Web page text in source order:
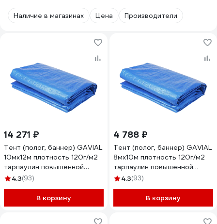
Наличие в магазинах Цена Производители
14 271 ₽
Тент (полог, баннер) GAVIAL
10мх12м плотность 120г/м2
тарпаулин повышенной
плотности (строительный
УФ-стабилизация, синий.
1935
4.3(93)
В корзину
4 788 ₽
Тент (полог, баннер) GAVIAL
8мх10м плотность 120г/м2
тарпаулин повышенной
плотности
хозяйственный), УФ-
стабилизация, синий. 2482
4.3(93)
В корзину